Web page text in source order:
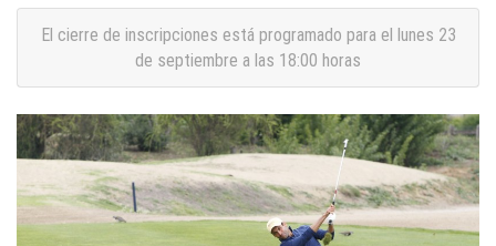
El cierre de inscripciones está programado para el lunes 23
de septiembre a las 18:00 horas